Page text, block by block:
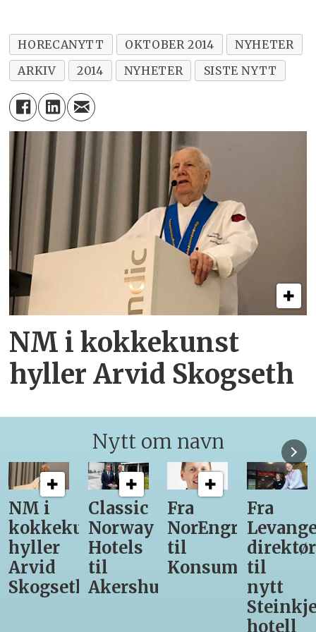
HORECANYTT OKTOBER 2014
NYHETER
ARKIV
2014 NYHETER SISTE NYTT
NM i kokkekunst
hyller Arvid Skogseth
Nytt om navn
Classic
Norway
Hotels
til
Akershus
Fra
NorEngros
til
Konsumgruppen
Fra
Levanger-
direktør
til
Steinkjer-
12
får
være
med
Asko